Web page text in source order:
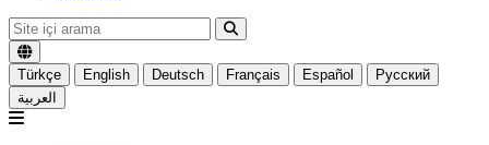
Türkçe English Deutsch Français Español
Русский
العربية